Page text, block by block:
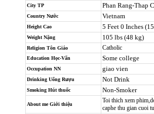
City TP Phan Rang-Thap
Country Nước Vietnam
Height Cao 5 Feet 0 Inches
Weight Nặng 105 lbs (48 kg)
Religion Tôn Giáo Catholic
Education Học-Vấn Some college
Occupation NN giao vien
Drinking Uống Rượu Not Drink
Smoking Hút thuốc Non-Smoker
About me Giới thiệu
Toi thich xem
caphe thu gian cuoi